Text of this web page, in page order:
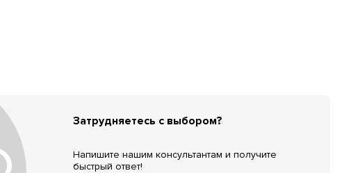
Затрудняетесь с выбором?
Напишите нашим консультантам и получите
быстрый ответ!